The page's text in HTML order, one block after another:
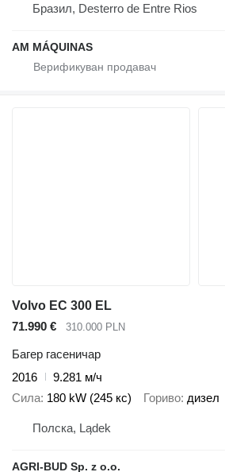
Бразил, Desterro de Entre Rios
AM MÁQUINAS
Volvo EC 300 EL
71.990 €
310.000 PLN
Багер гасеничар
2016
9.281 м/ч
Сила 180 kW (245 кс) Гориво дизел
Полска, Lądek
AGRI-BUD Sp. z o.o.